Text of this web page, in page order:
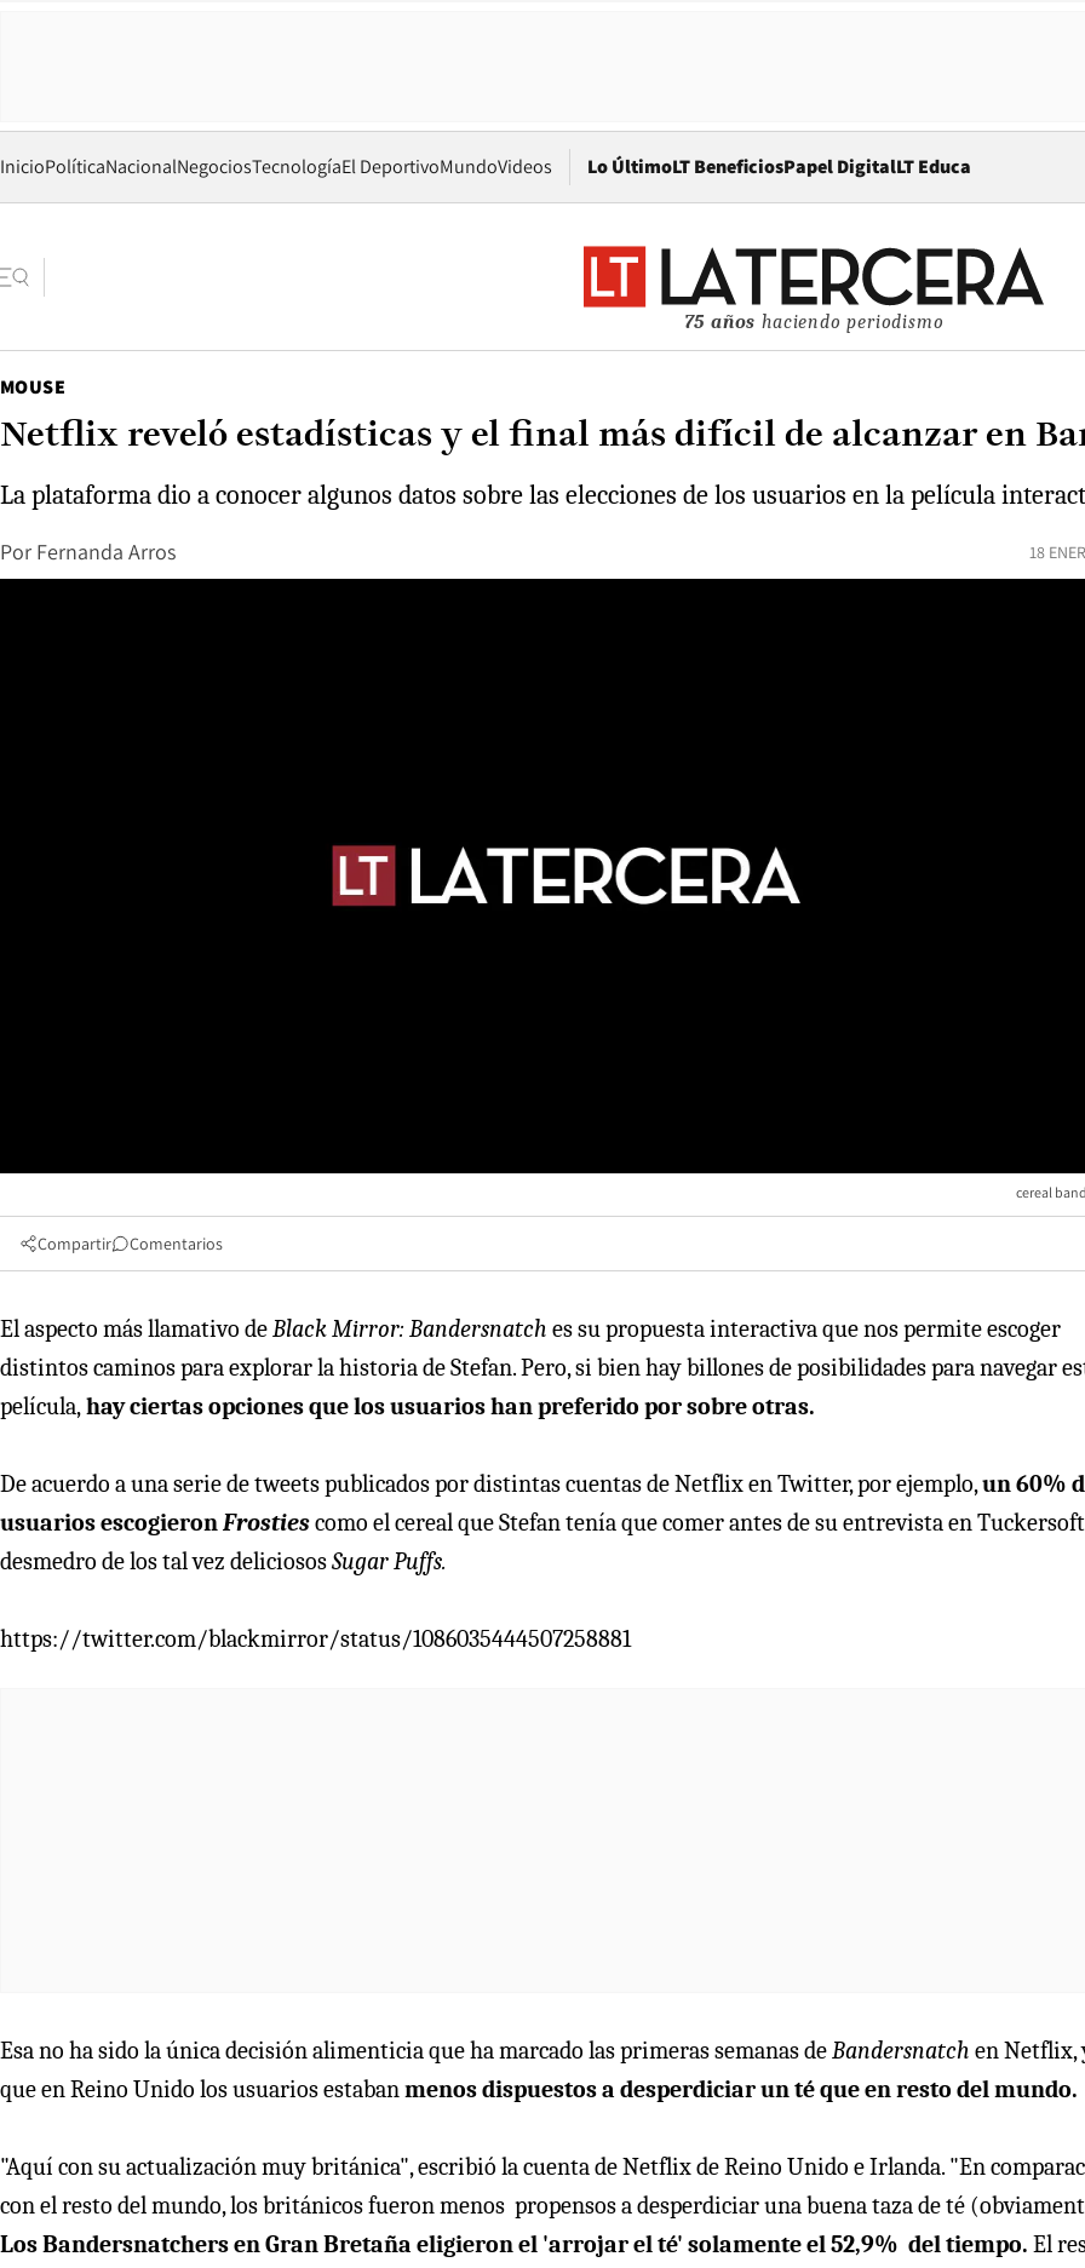
InicioPolíticaNacionalNegociosTecnologíaEl DeportivoMundoVideos Lo ÚltimoLT BeneficiosPapel DigitalOpens in new window
LT Educa
75 años haciendo periodismo
MOUSE
Netflix reveló estadísticas y el final más difícil de alcanzar en
La plataforma dio a conocer algunos datos sobre las elecciones de los usuarios en la película
Por Fernanda Arros 18
cereal
Compartir Comentarios
El aspecto más llamativo deBlack Mirror: Bandersnatch es su propuesta interactiva que nos permite escoger
distintos caminos para explorar la historia de Stefan. Pero, si bien hay billones de posibilidades para navegar
película,hay ciertas opciones que los usuarios han preferido por sobre otras.
De acuerdo a una serie de tweets publicados por distintas cuentas de Netflix en Twitter, por ejemplo,un 60%
usuarios escogieronFrostiescomo el cereal que Stefan tenía que comer antes de su entrevista en
desmedro de los tal vez deliciososSugar Puffs.
https://twitter.com/blackmirror/status/1086035444507258881
Esa no ha sido la única decisión alimenticia que ha marcado las primeras semanas deBandersnatch en Netflix,
que en Reino Unido los usuarios estabanmenos dispuestos a desperdiciar un té que en resto del mundo.
"Aquí con su actualización muy británica", escribió la cuenta de Netflix de Reino Unido e Irlanda. "En
con el resto del mundo, los británicos fueron menos propensos a desperdiciar una buena taza de té
Los Bandersnatchers en Gran Bretaña eligieron el 'arrojar el té' solamente el 52,9% del tiempo. El